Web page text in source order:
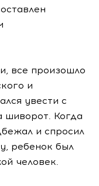
все произошло
и
увести с
шиворот. Когда
и спросил
ребенок был
человек.